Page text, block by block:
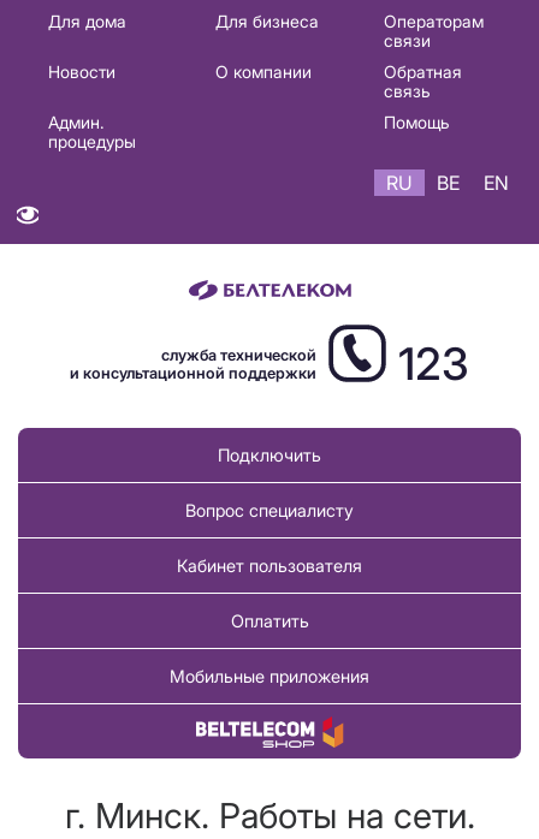
Основная
навигация
Для дома Для бизнеса
Операторам
связи
Новости
О компании
Обратная
связь
Админ.
процедуры
Помощь
RU BE EN
служба технической
и консультационной поддержки
123
Подключить
Вопрос специалисту
Кабинет пользователя
Оплатить
Мобильные приложения
Купить товар
г. Минск. Работы на сети.